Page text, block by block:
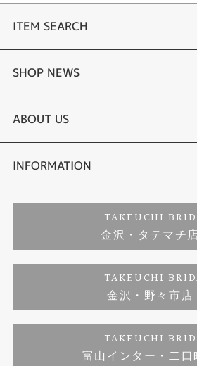
ITEM SEARCH
婚約指輪
結婚指輪
セットリング
婚約ネックレス
ダイヤモンド
ジュエリーリフォーム
SHOP NEWS
選ばれる理由まとめ
お客様の声
プロポーズサポート
ブランドリスト
福井指輪工房｜手作りペアリング
福井指輪工房｜手作り結婚指輪 and 婚約
ABOUT US
会社概要
お客様の声
INFORMATION
プライバシーポリシー
TAKEUCHI
金沢・タテマチ
TAKEUCHI
金沢・野々市店
TAKEUCHI
富山インター・二口